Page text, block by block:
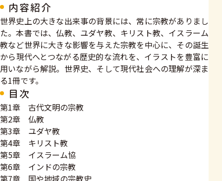
内容紹介
世界史上の大きな出来事の背景には、常に宗教がありまし
た。本書では、仏教、ユダヤ教、キリスト教、イスラーム
教など世界に大きな影響を与えた宗教を中心に、その誕生
から現代へとつながる歴史的な流れを、イラストを豊富に
用いながら解説。世界史、そして現代社会への理解が深ま
る1冊です。
目次
第1章 古代文明の宗教
第2章 仏教
第3章 ユダヤ教
第4章 キリスト教
第5章 イスラーム協
第6章 インドの宗教
第7章 国や地域の宗教史